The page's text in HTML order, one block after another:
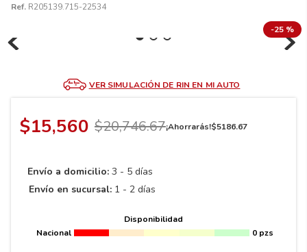
Ref. R205139.715-22534
-25 %
VER SIMULACIÓN DE RIN EN MI AUTO
$15,560 $20,746.67¡Ahorrarás!$5186.67
Envío a domicilio: 3 - 5 días
Envío en sucursal: 1 - 2 días
Disponibilidad
Nacional
0 pzs